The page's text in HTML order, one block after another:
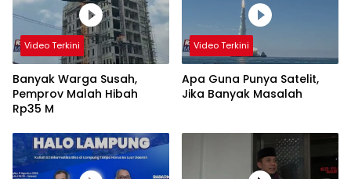
Video Terkini
Banyak Warga Susah,
Pemprov Malah Hibah
Rp35 M
Video Terkini
Apa Guna Punya Satelit,
Jika Banyak Masalah